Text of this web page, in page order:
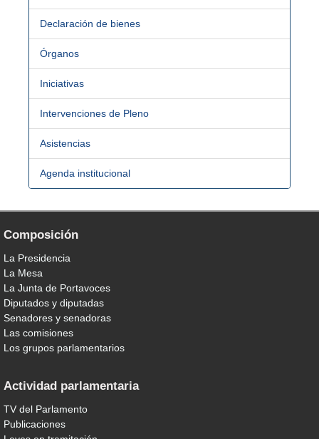
Declaración de bienes
Órganos
Iniciativas
Intervenciones de Pleno
Asistencias
Agenda institucional
Composición
La Presidencia
La Mesa
La Junta de Portavoces
Diputados y diputadas
Senadores y senadoras
Las comisiones
Los grupos parlamentarios
Actividad parlamentaria
TV del Parlamento
Publicaciones